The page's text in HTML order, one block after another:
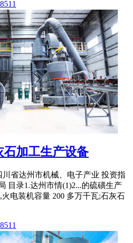
石加工生产设备
川省达州市机械、电子产业 投资指
目录1.达州市情(1)2...的硫磺生产
电装机容量 200 多万千瓦;石灰石